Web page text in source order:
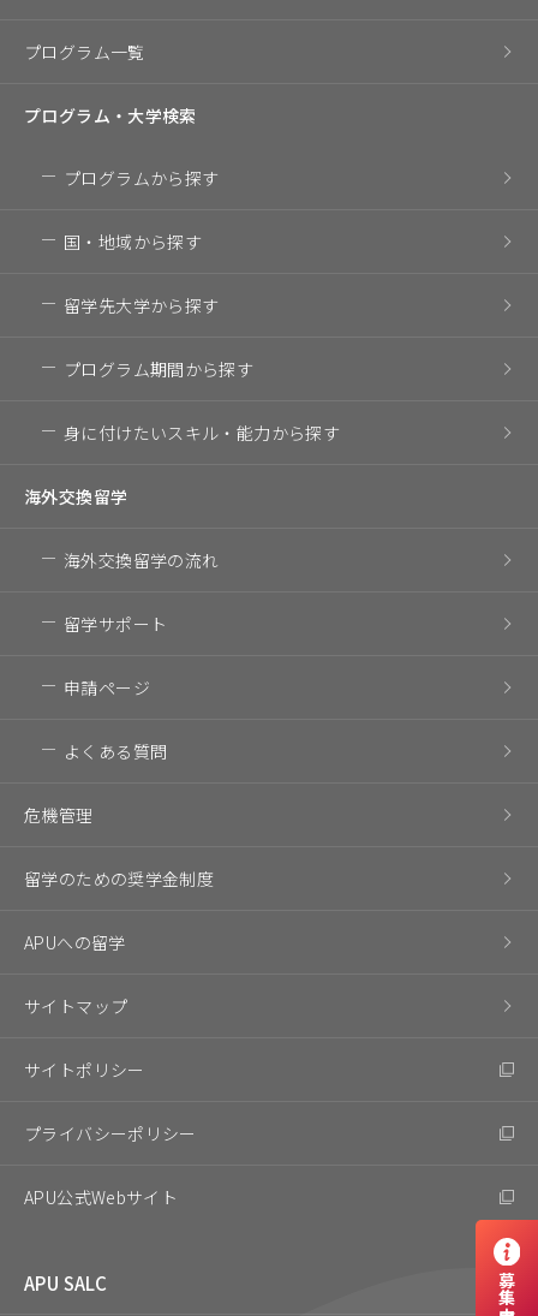
プログラム一覧
プログラム・大学検索
プログラムから探す
国・地域から探す
留学先大学から探す
プログラム期間から探す
身に付けたいスキル・ 能力から探す
海外交換留学
海外交換留学の流れ
留学サポート
申請ページ
よくある質問
危機管理
留学のための奨学金制度
APUへの留学
サイトマップ
サイトポリシー
プライバシーポリシー
APU公式Webサイト
APU SALC